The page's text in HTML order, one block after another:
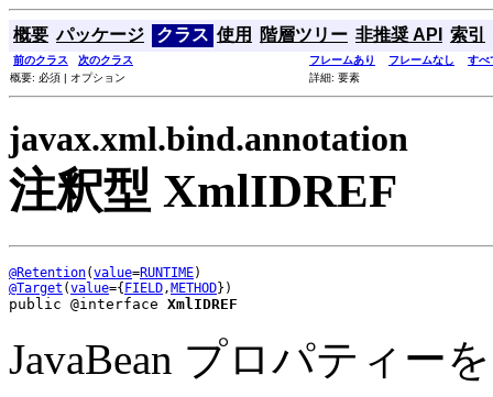
概要 パッケージ クラス 使用 階層ツリー 非推奨 API 索引
前のクラス 次のクラス フレームあり フレームなし
すべ
概要: 必須 | オプション
詳細: 要素
javax.xml.bind.annotation
注釈型 XmlIDREF
@Retention(value=RUNTIME
@Target (value={FIELD,METHOD
public @interface XmlIDREF
JavaBean プロパティー